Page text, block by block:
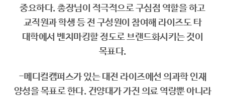
중요하다. 총장님이 적극적으로 구심점 역할을 하고
교직원과 학생 등 전 구성원이 참여해 라이즈도 타
대학에서 벤치마킹할 정도로 브랜드화시키는 것이
목표다.
-메디컬캠퍼스가 있는 대전 라이즈에선 의과학 인재
양성을 목표로 한다. 건양대가 가진 의료 역량뿐 아니라